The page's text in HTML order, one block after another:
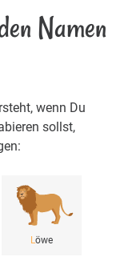
Namen
wenn Du
sollst,
Löwe